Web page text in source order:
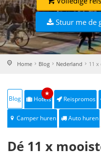
Stuur me de
Home Blog Nederland 11
Blog Hotels
★
Reispromos
Camper huren Auto huren
Dé 11 x